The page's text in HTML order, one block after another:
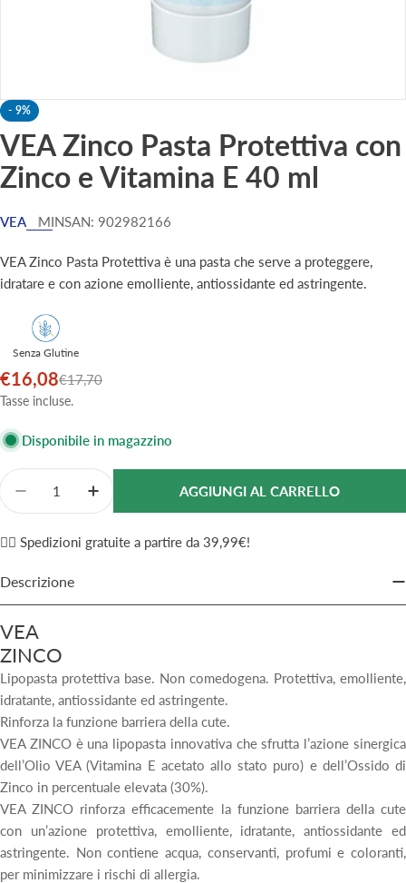
- 9%
VEA Zinco Pasta Protettiva con
Zinco e Vitamina E 40 ml
VEA MINSAN: 902982166
VEA Zinco Pasta Protettiva è una pasta che serve a proteggere,
idratare e con azione emolliente, antiossidante ed astringente.
Senza Glutine
Prezzo
di
vendita
€16,08
Prezzo
normale
€17,70
Tasse incluse.
Disponibile in magazzino
Quantità
Diminuisci La Quantità Per VEA Zinco Pasta
Aumenta La Quantità Per VEA Zinco
AGGIUNGI AL CARRELLO
✌🏼 Spedizioni gratuite a partire da 39,99€!
Descrizione
VEA
ZINCO
Lipopasta protettiva base. Non comedogena. Protettiva, emolliente,
idratante, antiossidante ed astringente.
Rinforza la funzione barriera della cute.
VEA ZINCO è una lipopasta innovativa che sfrutta l’azione sinergica
dell’Olio VEA (Vitamina E acetato allo stato puro) e dell’Ossido di
Zinco in percentuale elevata (30%).
VEA ZINCO rinforza efficacemente la funzione barriera della cute
con un’azione protettiva, emolliente, idratante, antiossidante ed
astringente. Non contiene acqua, conservanti, profumi e coloranti,
per minimizzare i rischi di allergia.